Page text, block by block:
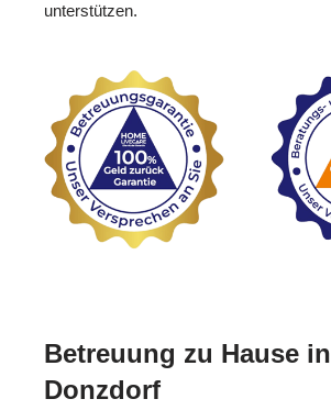
unterstützen.
Betreuung zu Hause in
Donzdorf